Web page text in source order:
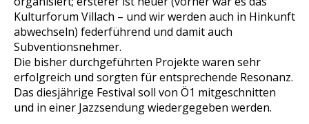
Kulturforum Villach – und wir werden auch in Hinkunft
abwechseln) federführend und damit auch
Subventionsnehmer.
Die bisher durchgeführten Projekte waren sehr
erfolgreich und sorgten für entsprechende Resonanz.
Das diesjährige Festival soll von Ö1 mitgeschnitten
und in einer Jazzsendung wiedergegeben werden.